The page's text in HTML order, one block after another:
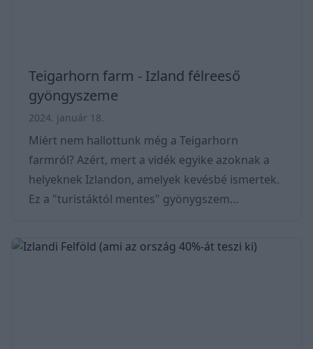
Teigarhorn farm - Izland félreeső
gyöngyszeme
2024. január 18.
Miért nem hallottunk még a Teigarhorn
farmról? Azért, mert a vidék egyike azoknak a
helyeknek Izlandon, amelyek kevésbé ismertek.
Ez a "turistáktól mentes" gyönygszem
büszkélkedik. Kihagyhatatlan azoknak, akik
szeretnék egy pár órára elkerülni a tömeget és